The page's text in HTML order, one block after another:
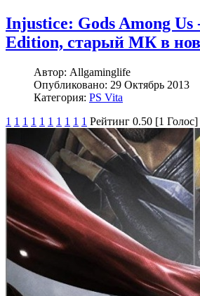
Injustice: Gods Among Us
Edition, старый МК в
Автор: Allgaminglife
Опубликовано: 29 Октябрь 2013
Категория: PS Vita
1 1 1 1 1 1 1 1 1 1 Рейтинг 0.50 [1 Голос]